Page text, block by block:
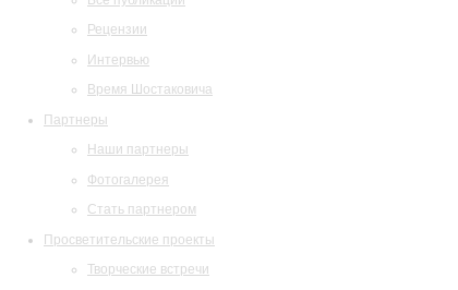
Рецензии
Интервью
Время Шостаковича
Партнеры
Наши партнеры
Фотогалерея
Стать партнером
Просветительские проекты
Творческие встречи